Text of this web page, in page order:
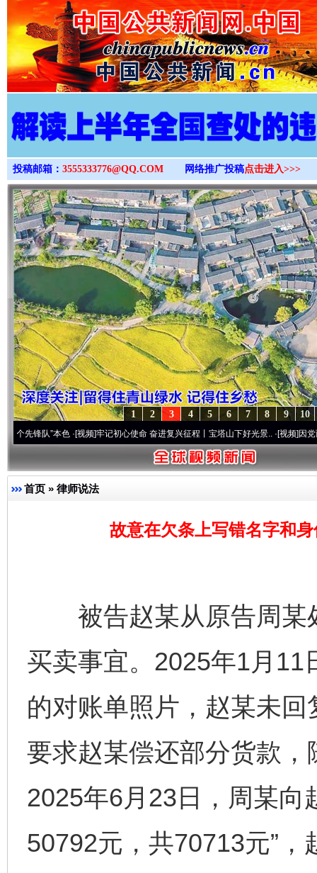
>
投稿邮箱： 3555333776@QQ.COM 网络推广投稿点击进入>>>
10
9
8
7
6
5
4
3
2
1
”本色·[视频]牢记初心使命 奋进复兴征程丨宝塔山下好光景..·[视频]因党而生 为党
首页 » 律师说法
故意在欠条上写错名字和
被告赵某从原告周某
买卖事宜。2025年1月11
的对账单照片，赵某未
要求赵某偿还部分货款
2025年6月23日，周某向
50792元，共70713元”